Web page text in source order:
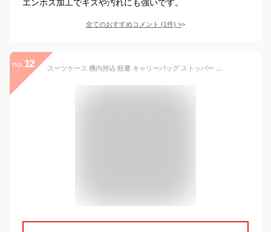
エンボス加工でキズや汚れにも強いです。
全てのおすすめコメント (1件) >
no. 12 スーツケース 機内持込 軽量 キャリーバッグ ストッパー ダブルキャスター TSAロック 大容量 静音 軽い おしゃれ かわいい 修学旅行 海外 頑丈 Sサイズ Mサイズ Lサイズ 1〜3日 新幹線 人気 静か DHY03 TANOBI【一年間品質保証】